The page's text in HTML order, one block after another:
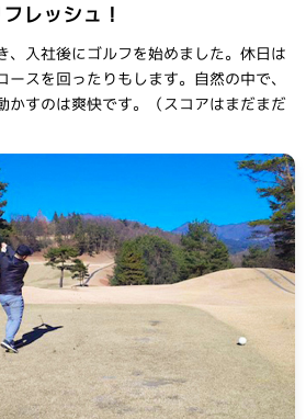
レッシュ！
、入社後にゴルフを始めました。休日は
スを回ったりもします。自然の中で、
かすのは爽快です。（スコアはまだまだ